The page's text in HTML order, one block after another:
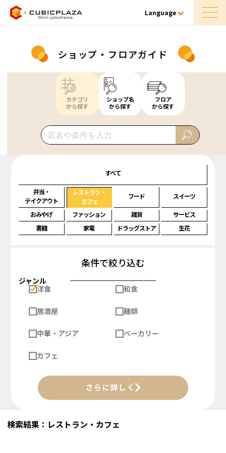
Language
ショップ・フロアガイド
カテゴリ
から探す
ショップ名
から探す
フロア
から探す
すべて
弁当・
テイクアウト
レストラン・
カフェ
フード スイーツ
おみやげ ファッション 雑貨
サービス
書籍
家電 ドラッグストア 生花
条件で絞り込む
ジャンル
洋食
和食
居酒屋 麺類
中華・アジア ベーカリー
カフェ
さらに詳しく
検索結果：レストラン・カフェ